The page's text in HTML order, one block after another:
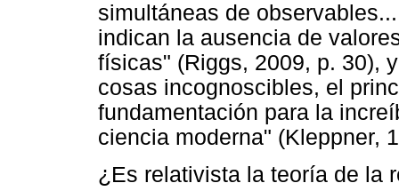
simultáneas de
indican la ausencia de
físicas" (Riggs, 2009, p. 30),
cosas incognoscibles, el
fundamentación para la
ciencia moderna" (Kleppner,
¿Es relativista la teoría de la